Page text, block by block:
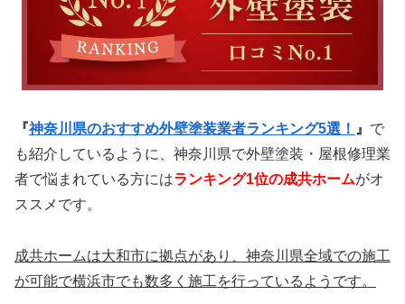
『神奈川県のおすすめ外壁塗装業者ランキング5選！ 』 で
も紹介しているように、神奈川県で外壁塗装・屋根修理業
者で悩まれている方にはランキング1位の成共ホームがオ
ススメです。
成共ホームは大和市に拠点があり、神奈川県全域での施工
が可能で横浜市でも数多く施工を行っているようです。